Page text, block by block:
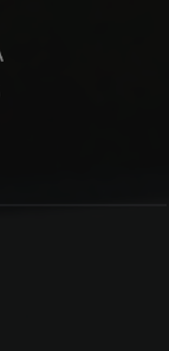
"Telejurnal Regional".